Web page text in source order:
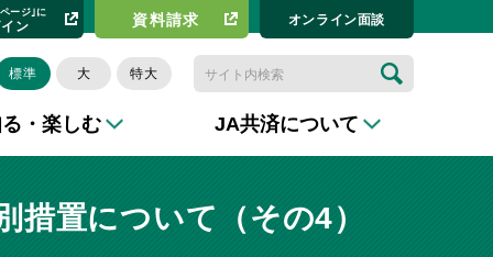
ージ｣に
ン 資料請求​ オンライン⾯談
標準 大 特大
・楽しむ JA共済について
置について（その4）